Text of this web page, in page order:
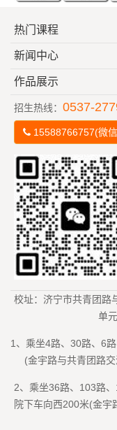
热门课程
新闻中心
作品展示
招生热线： 0537-
15588766757(微
校址：济宁市共青团路
单
1、乘坐4路、30路、6
(金宇路与共青团路
2、乘坐36路、103路
院下车向西200米(金宇